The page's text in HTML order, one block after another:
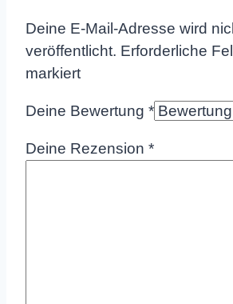
Deine E-Mail-Adresse wird
veröffentlicht. Erforderliche
markiert
Deine Bewertung *
Deine Rezension *